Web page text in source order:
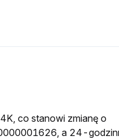
co stanowi zmianę o
a 24-